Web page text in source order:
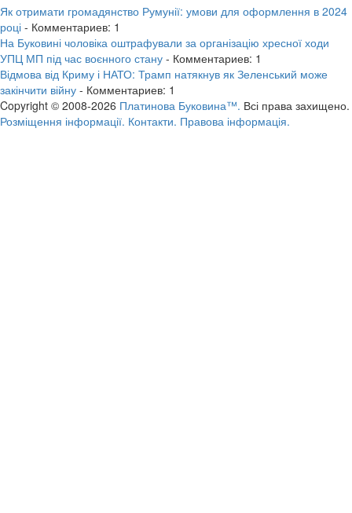
Як отримати громадянство Румунії: умови для оформлення в 2024
році - Комментариев: 1
На Буковині чоловіка оштрафували за організацію хресної ходи
УПЦ МП під час воєнного стану - Комментариев: 1
Відмова від Криму і НАТО: Трамп натякнув як Зеленський може
закінчити війну - Комментариев: 1
Copyright © 2008-2026 Платинова Буковина™. Всі права захищено.
Розміщення інформації. Контакти. Правова інформація.